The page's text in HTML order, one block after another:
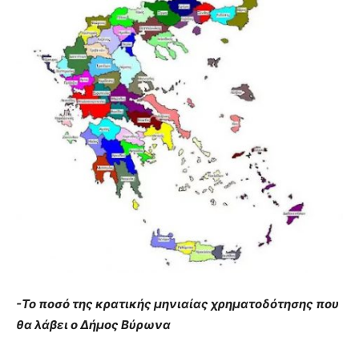
cam
desi
-Το ποσό της κρατικής μηνιαίας χρηματοδότησης που
θα λάβει ο Δήμος Βύρωνα